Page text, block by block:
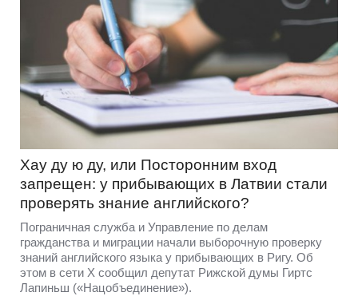
Хау ду ю ду, или Посторонним вход
запрещен: у прибывающих в Латвии стали
проверять знание английского?
Пограничная служба и Управление по делам
гражданства и миграции начали выборочную проверку
знаний английского языка у прибывающих в Ригу. Об
этом в сети Х сообщил депутат Рижской думы Гиртс
Лапиньш («Нацобъединение»).